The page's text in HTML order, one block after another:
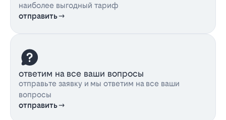
наиболее выгодный тариф
отправить
ответим на все ваши вопросы
отправьте заявку и мы ответим на все ваши
вопросы
отправить